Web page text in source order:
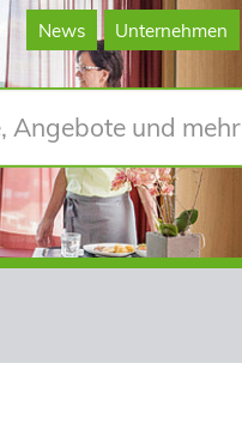
News Unternehmen